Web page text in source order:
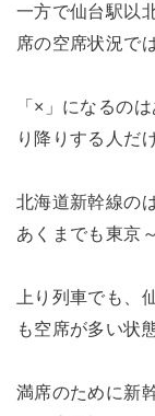
一方で仙台駅以
席の空席状況で
「×」になるの
り降りする人だ
北海道新幹線の
あくまでも東京
上り列車でも、
も空席が多い状
満席のために新